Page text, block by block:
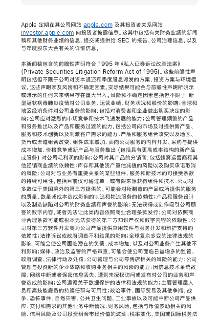
Apple 定期在其公司网站 apple.com及其投资者关系网站
investor.apple.com向投资者披露信息。这其中包括有关财务业绩的新闻
稿和其他财务业绩的信息、提交或提供给 SEC 的报告、公司治理信息，以及
与年度股东大会有关的详细信息。
本新闻稿包含的前瞻性声明符合 1995 年《私人证券诉讼改革法案》
(Private Securities Litigation Reform Act of 1995)。这些前瞻性声
明包括但不限于公司对资本返还和季度股息派发的方案、投资方案与环境倡
议。这些声明涉及风险和不确定因素，实际结果可能会与前瞻性声明所明示
或暗示的任何未来结果存在重大出入。风险和不确定因素包括但不限于：新
型冠状病毒肺炎疫情对公司业务、运营业绩、财务状况和股价的影响；全球和
地区经济条件对公司业务的影响，包括对消费者和企业做出购买决定的影
响；公司应对激烈的市场竞争和技术飞速发展的能力；公司管理频繁的产品
和服务推出以及产品和服务过渡的能力，包括公司向市场及时提供新产品、
服务和技术创新以及刺激客户需求的能力；产品和服务组合改变以及地区、
货币或渠道组合改变、组件成本增加、面向公司服务的内容开发、采购与提供
成本增加、价格竞争或新产品与服务推出 (包括具有更高成本结构的新产品
或服务) 对公司毛利润的影响；公司对其产品的分销商，包括蜂窝运营商和其
他经销商业绩的依赖性；库存和其他资产重估减值的风险以及购买承诺取消
的风险；公司对与业务有重要关系的某些组件、服务和新技术的可接受条款
的持续可用性，包括目前仅可通过单一或有限来源获得组件和技术；公司对
多数位于美国境外的第三方提供的、可能会对所制造的产品或所提供的服务
的质量、数量或成本造成影响的制造和物流服务的依赖性；产品和服务设计
以及制造缺陷对公司的财务业绩和声誉的影响；无法获得或创作吸引公司顾
客的数字内容，或者无法让此类内容依照商业合理条款发行；公司对依照商
业合理条款可能或根本无法获得的第三方知识产权和数字内容的依赖性；公
司对第三方软件开发商为公司产品提供应用软件与服务开发和维护支持的
依赖性；法律诉讼或政府调查不利结果的影响；全球复杂多变的法律法规的
影响，可能会使公司面临潜在的负债、成本增加，以及对公司业务产生其他不
利影响；媒体、政治及监管的严格审查，可能会使公司面临日益增多的监管、
政府调查、法律行动及处罚；公司管理与公司零售店相关的风险的能力；公司
管理与投资新的企业战略和收购业务相关的风险的能力；因信息技术系统故
障、网络中断或者保密信息丢失、遭到未授权访问或发布对公司的业务和声
誉造成的影响；公司遵循关于数据保护的法律和法规的能力；主要管理层人
员和高技能雇员的持续任职与可用性；政治事件、国际贸易及其他争端、战
争、恐怖事件、自然灾害、公共卫生问题、工业事故以及可能中断公司产品供
应、交付和需求的其他业务中断情况；财务风险，包括与币值波动相关的风
险、信用风险及公司投资组合市场价值的波动；税率变化、美国或国际税务法